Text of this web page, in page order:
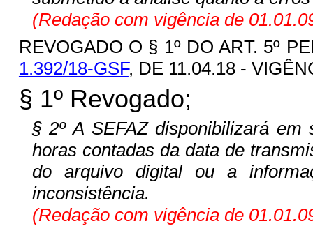
(Redação com vigência de
REVOGADO O § 1º DO ART. 5º
1.392/18-GSF, DE 11.04.18 -
§ 1º Revogado;
§ 2º A SEFAZ disponibilizará
horas contadas da data de
do arquivo digital ou a
inconsistência.
(Redação com vigência de